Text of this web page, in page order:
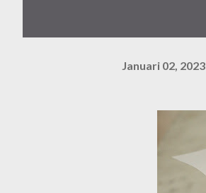
Januari 02, 2023